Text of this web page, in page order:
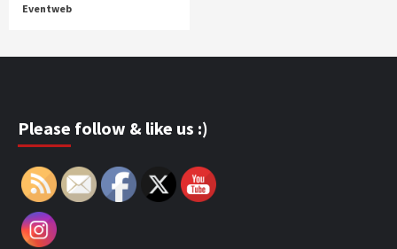
Eventweb
Please follow & like us :)